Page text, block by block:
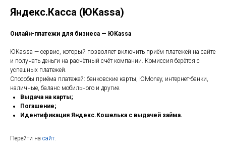
Яндекс.Касса (ЮKassa)
Онлайн-платежи для бизнеса — ЮKassa
ЮKassa — сервис, который позволяет включить приём платежей на сайте
и получать деньги на расчётный счёт компании. Комиссия берётся с
успешных платежей.
Способы приёма платежей: банковские карты, ЮMoney, интернет-банки,
наличные, баланс мобильного и другие.
Выдача на карты;
Погашение;
Идентификация Яндекс.Кошелька с выдачей займа.
Перейти на сайт.